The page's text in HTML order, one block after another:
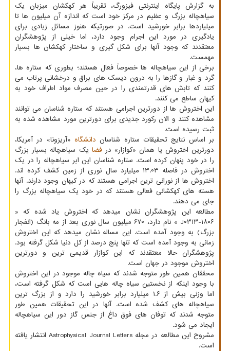
به گزارش پایگاه اینترنتی فیزورگ، تقریباً هر کهکشان میزبان یک
سیاهچاله بزرگ و عظیم در مرکز خود است که اندازه آن میلیون ها تا
میلیاردها برابر خورشید است. در صورتیکه هنوز مسائل زیادی برای
یادگیری در مورد این اجرام وجود دارد، اما خیلی از پژوهشگران
معتقدند که وجود آنها برای شکل گیری و ساختار کهکشان ها بسیار
مهمست.
برخی از این سیاهچاله ها خصوصاً فعال هستند؛ بطوری که ستاره ها،
گرد و غبار و گازها را به درون دیسک های براق و درخشانی پرتاب می
کنند که تابش های قدرتمندی را در حین مصرف مواد اطراف خود به
کیهان ساطع می کنند.
این اختروش ها از دورترین اجرامی هستند که ستاره شناسان می توانند
مشاهده کنند و الان رکورد جدیدی برای دورترین مورد مشاهده شده به
ثبت رسیده است.
بر اساس نتایج تحقیقات ستاره شناسان دانشگاه «آریزونا» در آمریکا،
دورترین اختروش یا همان «کوازار» درفضا یک سیاهچاله بسیار بزرگ
را در خود پنهان کرده است. ستاره شناسان این ابر سیاهچاله را در یک
اختروش در فاصله ۱۳.۰۳ میلیارد سال نوری از زمین کشف کرده اند.
اختروش ها از نورانی ترین اجرامی هستند که در کیهان وجود دارند. آنها
هسته های کهکشانی فعالی هستند که در خود یک سیاهچاله بزرگ را
جای می دهند.
مطالعه این پژوهشگران نشان میدهد که اختروش یاد شده که «
J۰۳۱۳-۱۸۰۶ » نام دارد، ۶۷۰ میلیون سال نوری بعد از مه بانگ (انفجار
بزرگ) به وجود آمده است. این مساله نشان میدهد که این اختروش
زمانی به وجود آمده است که تنها پنج درصد از کل دنیا شکل گرفته بود.
پژوهشگران حالا معتقدند که این کوازار قدیمی ترین و دورترین
اختروش موجود در جهان است.
محققان همین طور متوجه شدند که سیاه چاله موجود در این اختروش
با وجود اینکه از نخستین سیاه چاله هایی است که شکل گرفته است،
اما وزنی بیش از ۱.۶ میلیارد برابر خورشید را دارد و از بزرگ ترین
سیاهچاله های کشف شده است. آنها در این تحقیقات همین طور
متوجه شدند که توفان های فوق داغ از جنس گاز دور این سیاهچاله
ایجاد می شود.
مشروح این مطالعه در مجله Astrophysical Journal Letters انتشار یافته
است.